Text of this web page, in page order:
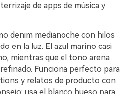
de apps de música y
denim medianoche con hilos
en la luz. El azul marino casi
mientras que el tono arena
Funciona perfecto para
y relatos de producto con
usa el blanco hueso para